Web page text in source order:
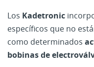
Los Kadetronic
específicos que no
como determinados
bobinas de